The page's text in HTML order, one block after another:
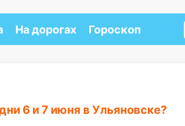
На дорогах Гороскоп
6 и 7 июня в Ульяновске?